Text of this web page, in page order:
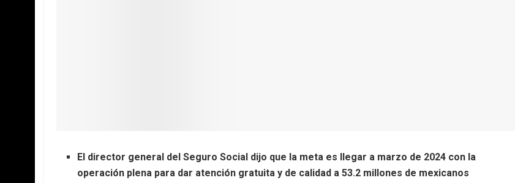
El director general del Seguro Social dijo que la meta es llegar a marzo de 2024 con la
operación plena para dar atención gratuita y de calidad a 53.2 millones de mexicanos